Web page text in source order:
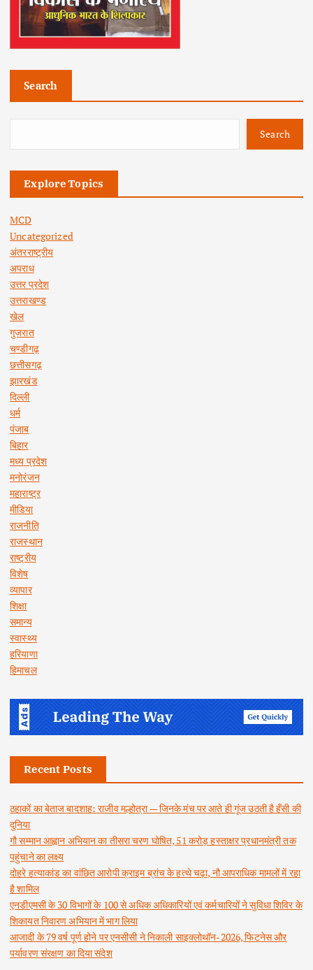
Search
Search
Explore Topics
MCD
Uncategorized
अंतरराष्ट्रीय
अपराध
उत्तर प्रदेश
उत्तराखण्ड
खेल
गुजरात
चण्डीगढ़
छत्तीसगढ़
झारखंड
दिल्ली
धर्म
पंजाब
बिहार
मध्य प्रदेश
मनोरंजन
महाराष्ट्र
मीडिया
राजनीति
राजस्थान
राष्ट्रीय
विशेष
व्यापार
शिक्षा
समान्य
स्वास्थ्य
हरियाणा
हिमाचल
Recent Posts
ठहाकों का बेताज बादशाह: राजीव मल्होत्रा — जिनके मंच पर आते ही गूंज उठती है हँसी की
दुनिया
गौ सम्मान आह्वान अभियान का तीसरा चरण घोषित, 51 करोड़ हस्ताक्षर प्रधानमंत्री तक
पहुंचाने का लक्ष्य
दोहरे हत्याकांड का वांछित आरोपी क्राइम ब्रांच के हत्थे चढ़ा, नौ आपराधिक मामलों में रहा
है शामिल
एनडीएमसी के 30 विभागों के 100 से अधिक अधिकारियों एवं कर्मचारियों ने सुविधा शिविर के
शिकायत निवारण अभियान में भाग लिया
आजादी के 79 वर्ष पूर्ण होने पर एनसीसी ने निकाली साइक्लोथॉन-2026, फिटनेस और
पर्यावरण संरक्षण का दिया संदेश